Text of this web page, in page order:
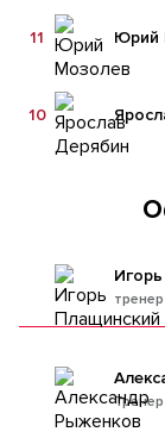
Юрий
11
10
тренер
Тренер